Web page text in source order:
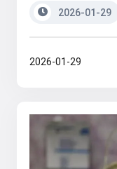
2026-01-29
2026-01-29